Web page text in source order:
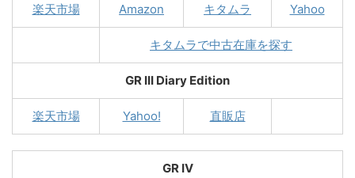
楽天市場 Amazon キタムラ Yahoo
キタムラで中古在庫を探す
GR III Diary Edition
楽天市場 Yahoo! 直販店
GR IV